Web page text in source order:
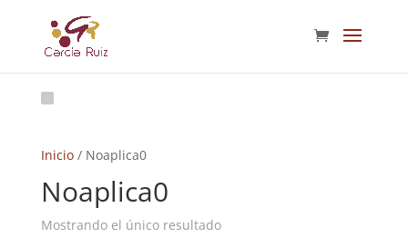
Inicio/ Noaplica0
Noaplica0
Mostrando el único resultado